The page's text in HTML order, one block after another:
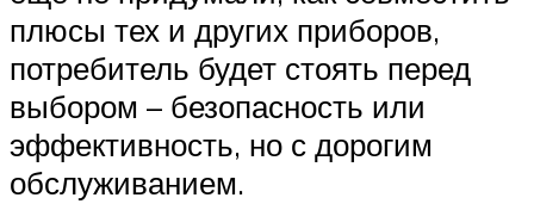
плюсы тех и других приборов,
потребитель будет стоять перед
выбором – безопасность или
эффективность, но с дорогим
обслуживанием.